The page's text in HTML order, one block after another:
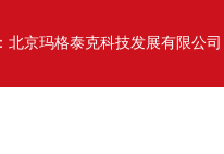
北京玛格泰克科技发展有限公司